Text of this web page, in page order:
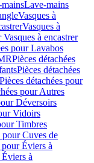
Lave-mains
Vasques à
Vasques à
à encastrer
pour Lavabos
Pièces détachées
Pièces détachées
Pièces détachées pour
pour Autres
Déversoirs
Vidoirs
Timbres
pour Cuves de
pour Éviers à
Éviers à